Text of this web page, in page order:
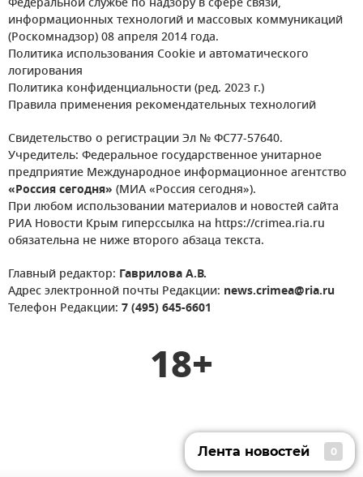
информационных технологий и массовых коммуникаций
(Роскомнадзор) 08 апреля 2014 года.
Политика использования Cookie и автоматического
логирования
Политика конфиденциальности (ред. 2023 г.)
Правила применения рекомендательных технологий
Свидетельство о регистрации Эл № ФС77-57640.
Учредитель: Федеральное государственное унитарное
предприятие Международное информационное агентство
«Россия сегодня» (МИА «Россия сегодня»).
При любом использовании материалов и новостей сайта
РИА Новости Крым гиперссылка на https://crimea.ria.ru
обязательна не ниже второго абзаца текста.
Главный редактор: Гаврилова А.В.
Адрес электронной почты Редакции: news.crimea@ria.ru
Телефон Редакции: 7 (495) 645-6601
18+
Лента новостей 0